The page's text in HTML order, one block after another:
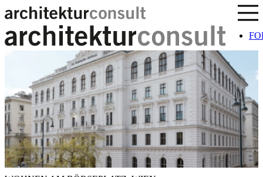
Sprung zum Inhalt